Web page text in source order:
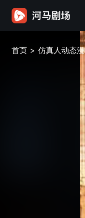
首页 > 仿真人动态漫